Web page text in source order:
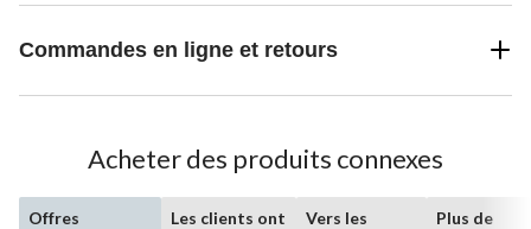
Commandes en ligne et retours
Acheter des produits connexes
Offres
Les clients ont
Vers les
Plus de